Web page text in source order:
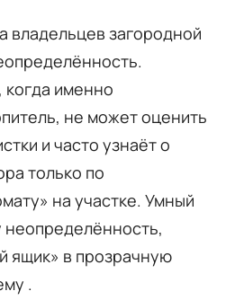
владельцев загородной
когда именно
не может оценить
и часто узнаёт о
только по
на участке. Умный
неопределённость,
ящик» в прозрачную
.